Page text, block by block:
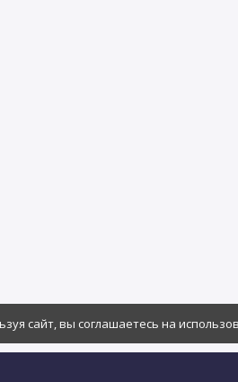
сайт, вы соглашаетесь на